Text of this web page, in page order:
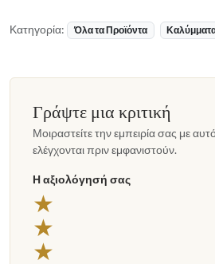
Κατηγορία: Όλα τα Προϊόντα
Γράψτε μια κριτική
Μοιραστείτε την εμπειρία σας με
ελέγχονται πριν εμφανιστούν.
Η αξιολόγησή σας
★
★
★